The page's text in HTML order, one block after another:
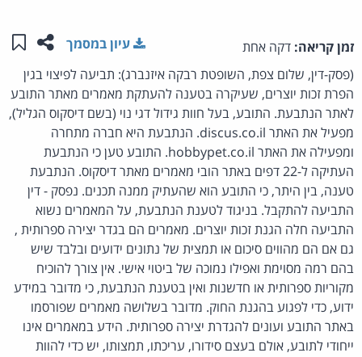
זמן קריאה: דקה אחת שתפו
עיון במסמך
(פסק-דין, שלום צפת, השופטת רבקה איזנברג): תביעה לפיצוי בגין
הפרת זכות יוצרים, שעיקרה בטענה להעתקת מאמרים מאתר התובע
לאתר הנתבעת. התובע, בעל חוות גידול דגי נוי (בשם דיסקוס הגליל),
מפעיל את האתר discus.co.il. הנתבעת היא חברה מתחרה
ומפעילה את האתר hobbypet.co.il. התובע טען כי הנתבעת
העתיקה ל-22 דפים באתר הובי מאמרים מאתר דיסקוס. הנתבעת
טענה, בין היתר, כי התובע הוא שהעתיק ממנה תכנים. נפסק - דין
התביעה להתקבל. בניגוד לטענת הנתבעת, על המאמרים נשוא
התביעה חלה הגנת זכות יוצרים. מאמרים הם בגדר יצירה ספרותית ,
גם אם הם מהווים סיכום או תמצית של נתונים ידועים ובלבד שיש
בהם רמה מסוימת ואפילו נמוכה של ביטוי אישי. אין צורך להוכיח
מקוריות ספרותית או חדשנות ואין בטענת הנתבעת, כי מדובר במידע
ידוע, כדי לפגוע בהגנת החוק. מדובר בשלושה מאמרים שפורסמו
באתר התובע ועונים להגדרת יצירה ספרותית. הידע במאמרים אינו
ייחודי לתובע, אולם בעצם סידורו, עריכתו, תמצותו, יש כדי להוות